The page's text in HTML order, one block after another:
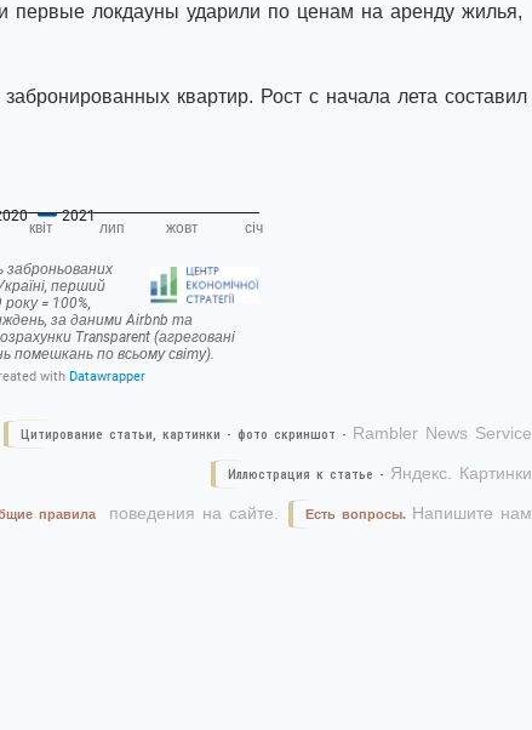
первые локдауны ударили по ценам на аренду жилья,
квартир. Рост с начала лета составил
Цитирование статьи, картинки - фото скриншот - Rambler News Service.
Иллюстрация к статье - Яндекс. Картинки.
Есть вопросы. Напишите нам.
правила поведения на сайте.